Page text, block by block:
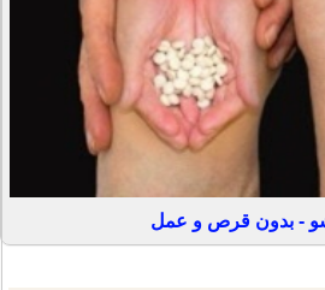
- بدون قرص و عمل